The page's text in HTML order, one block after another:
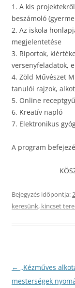
1. A kis
beszámoló
2. Az iskola
megjelentetése
3. Riportok,
versenyfeladatok,
4. Zöld Művészet
tanulói rajzok,
5. Online
6. Kreatív napló
7. Elektronikus
A program
Bejegyzés időpontja:
keresünk, kincset
Bejegyzés
navigáció
← „Kézműves
mesterségek